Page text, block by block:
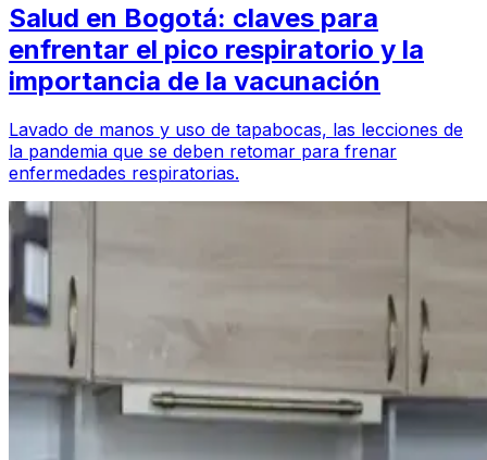
Salud en Bogotá: claves para
enfrentar el pico respiratorio y la
importancia de la vacunación
Lavado de manos y uso de tapabocas, las lecciones de
la pandemia que se deben retomar para frenar
enfermedades respiratorias.